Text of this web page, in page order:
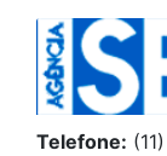
Telefone: